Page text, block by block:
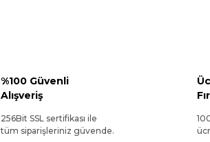
%100 Güvenli
Alışveriş
256Bit SSL sertifikası ile
tüm siparişleriniz güvende.